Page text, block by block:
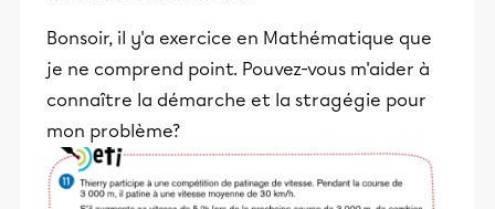
Bonsoir, il y'a exercice en Mathématique que
je ne comprend point. Pouvez-vous m'aider à
connaître la démarche et la stragégie pour
mon problème?